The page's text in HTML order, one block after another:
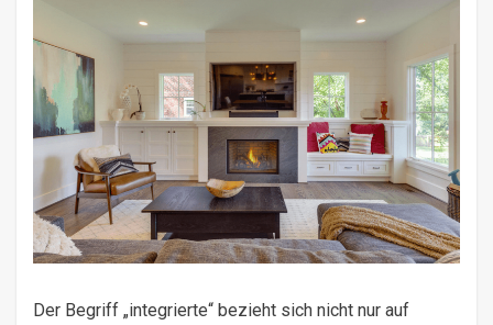
Der Begriff „integrierte“ bezieht sich nicht nur auf